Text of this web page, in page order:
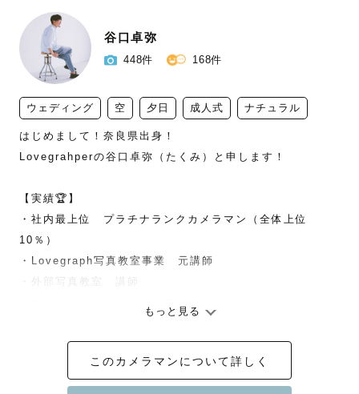
谷口卓弥
448件 168件
ウェディング 空 夕日 成人式 ナチュラル
はじめまして！奈良県出身！
Lovegrahperの谷口卓弥（たくみ）と申します！
【実績🏆】
・社内最上位　プラチナランクカメラマン（全体上位
10％）
・Lovegraph写真教室事業　元講師
・外部写真教室　講師
奈良生まれ奈良在住を活かしたロケーションのご提案や情
もっと見る
このカメラマンについて詳しく